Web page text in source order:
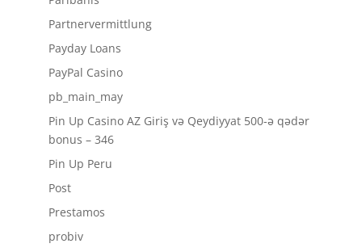
Partnervermittlung
Payday Loans
PayPal Casino
pb_main_may
Pin Up Casino AZ Giriş və Qeydiyyat 500-ə qədər
bonus – 346
Pin Up Peru
Post
Prestamos
probiv